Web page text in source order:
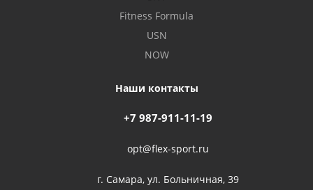
Fitness Formula
USN
NOW
Наши контакты
+7 987-911-11-19
opt@flex-sport.ru
г. Самара, ул. Больничная, 39